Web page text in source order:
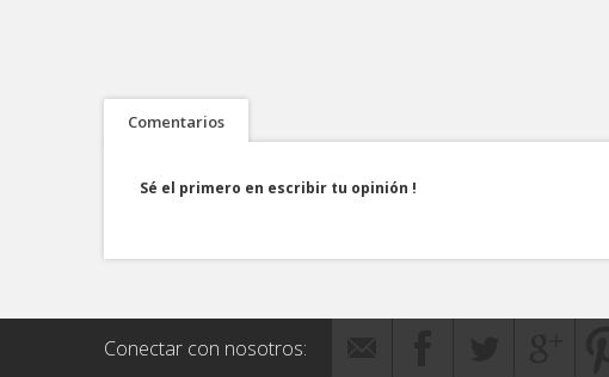
Comentarios
Sé el primero en escribir tu opinión !
Conectar con nosotros: